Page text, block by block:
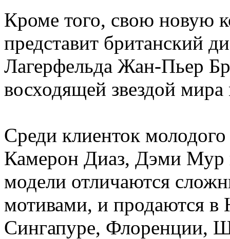
Кроме того, свою новую
представит британский
Лагерфельда Жан-Пьер
восходящей звездой
Среди клиенток
Камерон Диаз, Дэми Мур
модели отличаются
мотивами, и продаются
Сингапуре, Флоренции,